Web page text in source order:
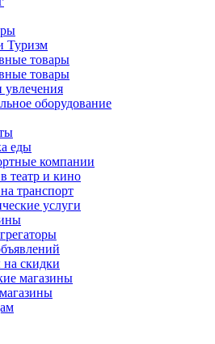
Туризм
товары
товары
увлечения
оборудование
еды
компании
театр и кино
транспорт
услуги
скидки
магазины